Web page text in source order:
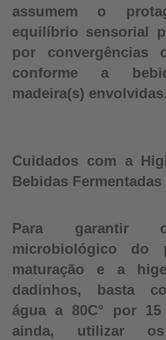
assumem o
equilíbrio sensorial
por convergências
conforme a
madeira(s) envolvidas.
Cuidados com a
Bebidas Fermentadas
Para garantir
microbiológico do
maturação e a
dadinhos, basta
água a 80C° por
ainda, utilizar os